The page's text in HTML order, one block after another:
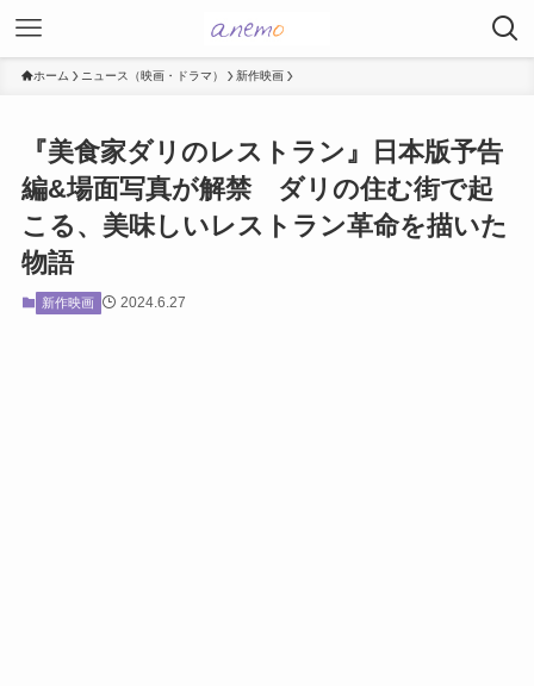
ホーム ニュース（映画・ドラマ） 新作映画
『美食家ダリのレストラン』日本版予告
編&場面写真が解禁 ダリの住む街で起
こる、美味しいレストラン革命を描いた
物語
新作映画 2024.6.27